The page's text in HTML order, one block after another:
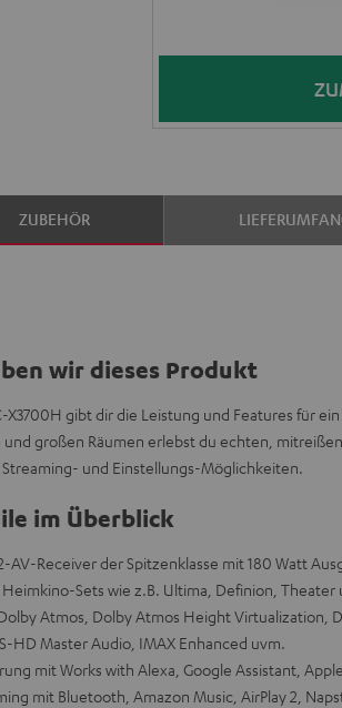
ZUBEHÖR
wir dieses Produkt
X3700H gibt dir die Leistung und Features für
großen Räumen erlebst du echten,
und Einstellungs-Möglichkeiten.
im Überblick
AV-Receiver der Spitzenklasse mit 180 Watt
Sets wie z.B. Ultima, Definion, Theater
Atmos, Dolby Atmos Height Virtualization,
HD Master Audio, IMAX Enhanced uvm.
mit Works with Alexa, Google Assistant,
mit Bluetooth, Amazon Music, AirPlay 2,